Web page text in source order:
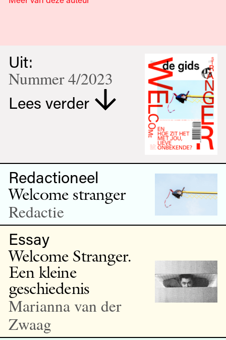
Uit:
Nummer 4/2023
Lees verder
Redactioneel
Welcome stranger
Redactie
Essay
Welcome Stranger.
Een kleine
geschiedenis
Marianna van der
Zwaag